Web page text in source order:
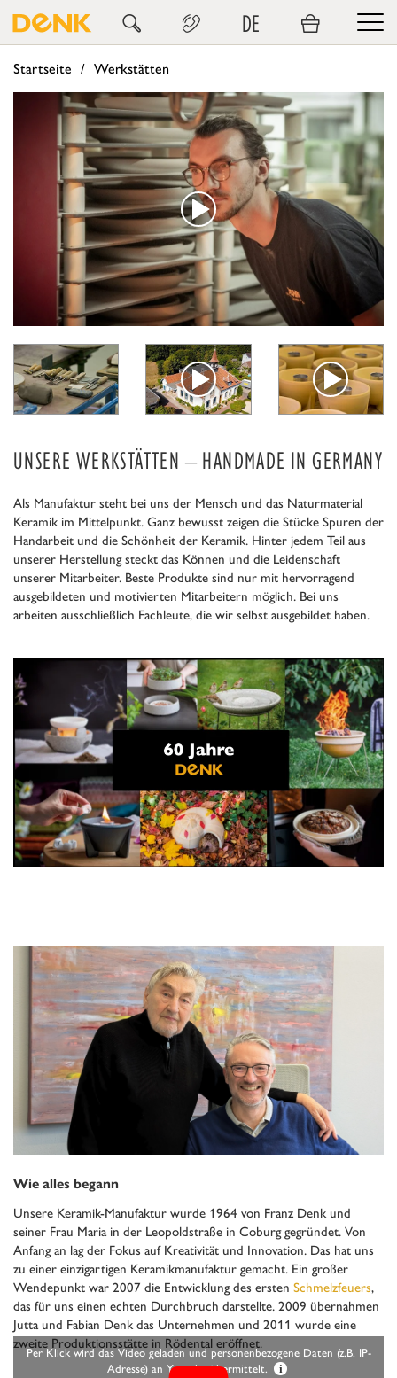
DE
Startseite Werkstätten
UNSERE WERKSTÄTTEN – HANDMADE IN GERMANY
Als Manufaktur steht bei uns der Mensch und das Naturmaterial
Keramik im Mittelpunkt. Ganz bewusst zeigen die Stücke Spuren der
Handarbeit und die Schönheit der Keramik. Hinter jedem Teil aus
unserer Herstellung steckt das Können und die Leidenschaft
unserer Mitarbeiter. Beste Produkte sind nur mit hervorragend
ausgebildeten und motivierten Mitarbeitern möglich. Bei uns
arbeiten ausschließlich Fachleute, die wir selbst ausgebildet haben.
Wie alles begann
Unsere Keramik-Manufaktur wurde 1964 von Franz Denk und
seiner Frau Maria in der Leopoldstraße in Coburg gegründet. Von
Anfang an lag der Fokus auf Kreativität und Innovation. Das hat uns
zu einer einzigartigen Keramikmanufaktur gemacht. Ein großer
Wendepunkt war 2007 die Entwicklung des ersten Schmelzfeuers,
das für uns einen echten Durchbruch darstellte. 2009 übernahmen
Jutta und Fabian Denk das Unternehmen und 2011 wurde eine
zweite Produktionsstätte in Rödental eröffnet.
Per Klick wird das Video geladen und personenbezogene Daten (z.B. IP-
Adresse) an Youtube übermittelt.
i